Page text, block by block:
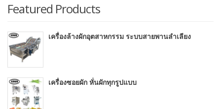
Featured Products
เครื่องล้างผักอุตสาหกรรม ระบบสายพานลำเลียง
เครื่องซอยผัก หั่นผักทุกรูปแบบ